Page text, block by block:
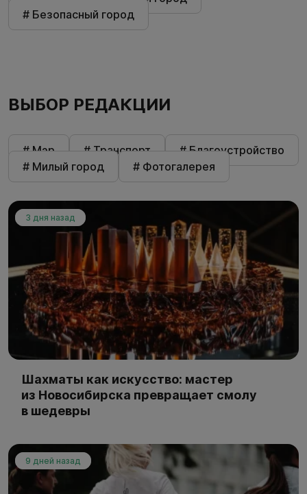
# Безопасный город
ВЫБОР РЕДАКЦИИ
# Мэр # Транспорт
# Благоустройство
# Милый город
# Фотогалерея
3 дня назад
Шахматы как искусство: мастер
из Новосибирска превращает смолу
в шедевры
9 дней назад